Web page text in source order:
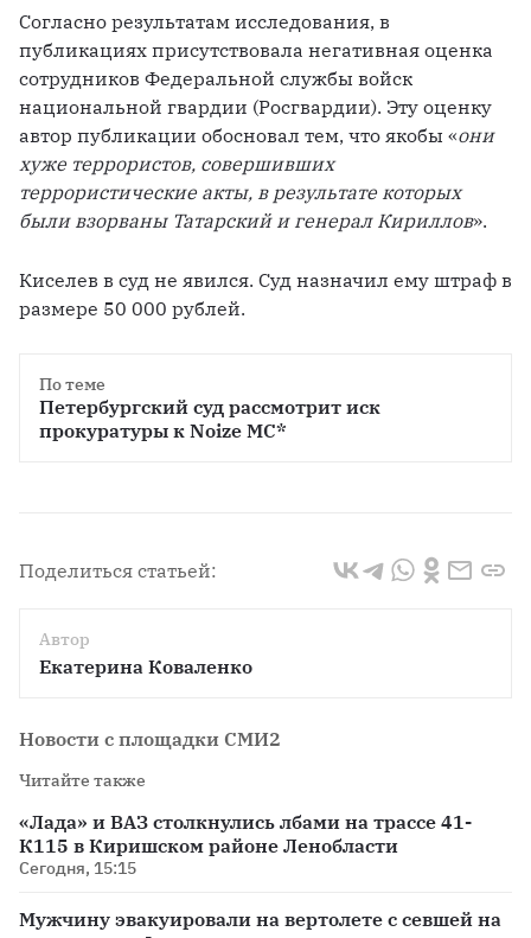
Согласно результатам исследования, в
публикациях присутствовала негативная оценка
сотрудников Федеральной службы войск
национальной гвардии (Росгвардии). Эту оценку
автор публикации обосновал тем, что якобы «они
хуже террористов, совершивших
террористические акты, в результате которых
были взорваны Татарский и генерал Кириллов».
Киселев в суд не явился. Суд назначил ему штраф в
размере 50 000 рублей.
По теме
Петербургский суд рассмотрит иск
прокуратуры к Noize МС*
Поделиться статьей:
Автор
Екатерина Коваленко
Новости с площадки СМИ2
Читайте также
«Лада» и ВАЗ столкнулись лбами на трассе 41-
К115 в Киришском районе Ленобласти
Сегодня, 15:15
Мужчину эвакуировали на вертолете с севшей на